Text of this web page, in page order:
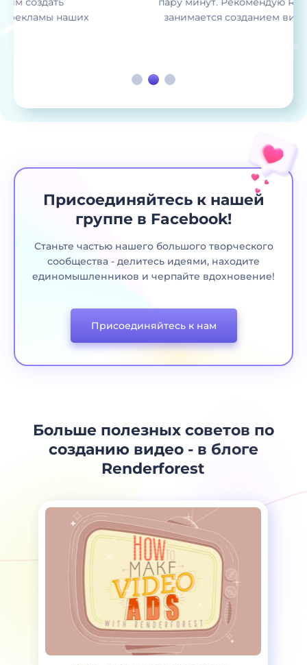
занимается созданием видео по всему миру!
Присоединяйтесь к нашей
группе в Facebook!
Станьте частью нашего большого творческого
сообщества - делитесь идеями, находите
единомышленников и черпайте вдохновение!
Присоединяйтесь к нам
Больше полезных советов по
созданию видео - в блоге
Renderforest